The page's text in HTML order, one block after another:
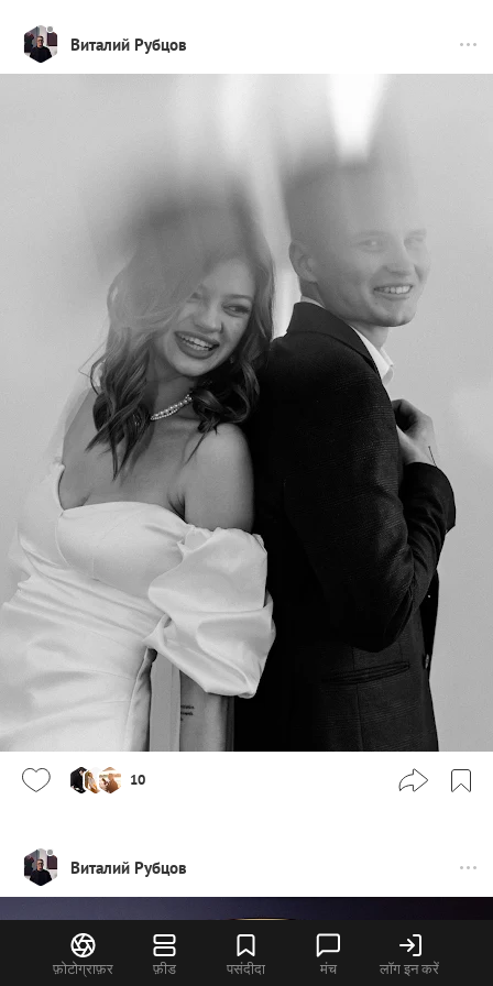
फ़ोटोग्राफ़र फ़ीड पसंदीदा मंच लॉग इन करें
Виталий Рубцов
10
Виталий Рубцов